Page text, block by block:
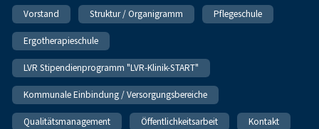
Vorstand Struktur / Organigramm Pflegeschule
Ergotherapieschule
LVR Stipendienprogramm "LVR-Klinik-START"
Kommunale Einbindung / Versorgungsbereiche
Qualitätsmanagement Öffentlichkeitsarbeit Kontakt